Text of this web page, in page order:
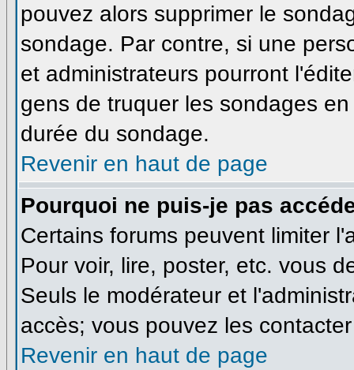
pouvez alors supprimer le
sondage. Par contre, si une
et administrateurs pourront
gens de truquer les sondages
durée du sondage.
Revenir en haut de page
Pourquoi ne puis-je pas
Certains forums peuvent limiter
Pour voir, lire, poster, etc. vous
Seuls le modérateur et
accès; vous pouvez les
Revenir en haut de page